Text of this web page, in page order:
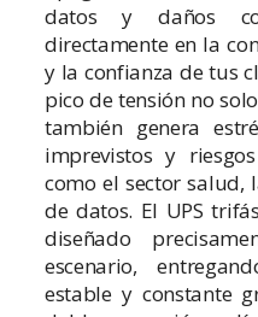
datos y daños
directamente en la
y la confianza de tus
pico de tensión no
también genera
imprevistos y
como el sector salud,
de datos. El UPS
diseñado
escenario,
estable y constante